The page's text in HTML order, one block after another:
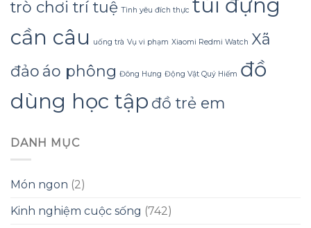
trò chơi trí tuệ Tình yêu đích thực túi đựng
cần câu
uống trà Vụ vi phạm Xiaomi Redmi Watch Xã
đảo áo phông Đông Hưng Động Vật Quý Hiếm đồ
dùng học tập đồ trẻ em
DANH MỤC
Món ngon (2)
Kinh nghiệm cuộc sống (742)